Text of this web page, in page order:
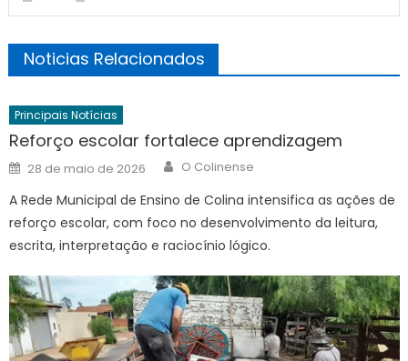
Noticias Relacionados
Principais Notícias
Reforço escolar fortalece aprendizagem
Posted
on
28 de maio de 2026 Author
O Colinense
A Rede Municipal de Ensino de Colina intensifica as ações de
reforço escolar, com foco no desenvolvimento da leitura,
escrita, interpretação e raciocínio lógico.